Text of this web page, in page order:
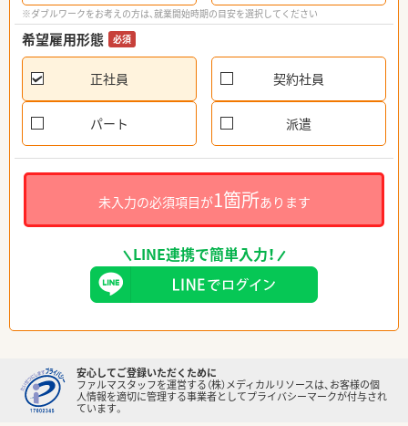
※ダブルワークをお考えの方は、就業開始時期の目安を選択してください
希望雇用形態 必須
正社員 契約社員
パート 派遣
未入力の必須項目が1箇所あります
LINE連携で簡単入力！
安心してご登録いただくために
ファルマスタッフを運営する（株）メディカルリソースは、お客様の個
人情報を適切に管理する事業者としてプライバシーマークが付与され
ています。